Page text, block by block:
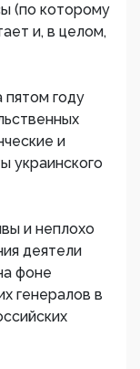
(по которому
и, в целом,
пятом году
и
украинского
и неплохо
деятели
фоне
генералов в